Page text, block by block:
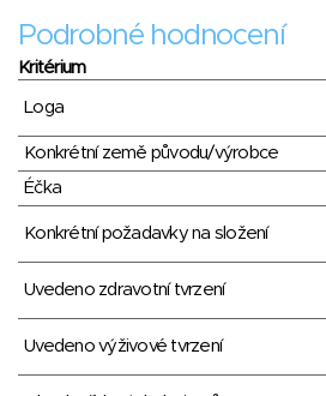
Podrobné hodnocení
Kritérium
Loga
Konkrétní země původu/výrobce
Éčka
Konkrétní požadavky na složení
Uvedeno zdravotní tvrzení
Uvedeno výživové tvrzení